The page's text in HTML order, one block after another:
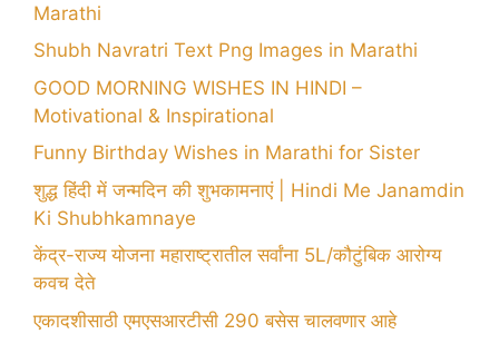
Marathi
Shubh Navratri Text Png Images in Marathi
GOOD MORNING WISHES IN HINDI –
Motivational & Inspirational
Funny Birthday Wishes in Marathi for Sister
शुद्ध हिंदी में जन्मदिन की शुभकामनाएं | Hindi Me Janamdin
Ki Shubhkamnaye
केंद्र-राज्य योजना महाराष्ट्रातील सर्वांना 5L/कौटुंबिक आरोग्य
कवच देते
एकादशीसाठी एमएसआरटीसी 290 बसेस चालवणार आहे